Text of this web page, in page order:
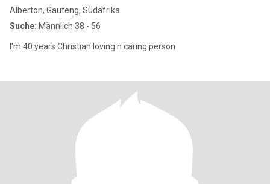
Alberton, Gauteng, Südafrika
Suche: Männlich 38 - 56
I'm 40 years Christian loving n caring person